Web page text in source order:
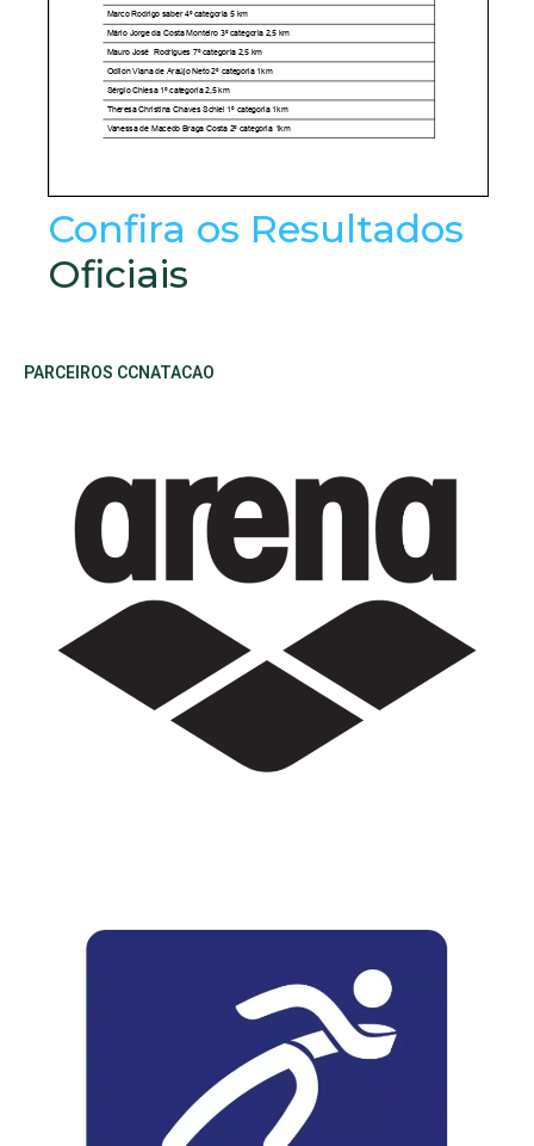
Confira os Resultados
Oficiais
PARCEIROS CCNATACAO